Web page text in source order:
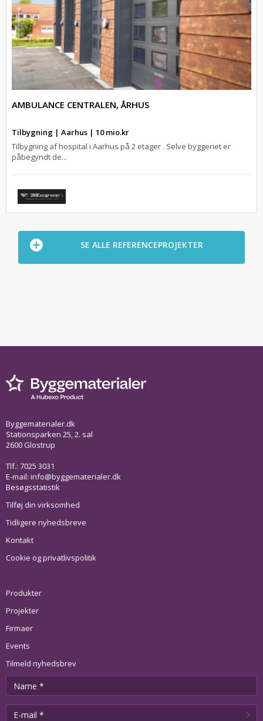
AMBULANCE CENTRALEN, ÅRHUS
Tilbygning | Aarhus | 10 mio.kr
Tilbygning af hospital i Aarhus på 2 etager . Selve byggeriet er
påbegyndt de...
SE ALLE REFERENCEPROJEKTER
Byggematerialer.dk
Stationsparken 25, 2. sal
2600 Glostrup
Tlf.: 7025 3031
E-mail: info@byggematerialer.dk
Besøgsstatistik
Tilføj din virksomhed
Tidligere nyhedsbreve
Kontakt
Cookie og privatlivspolitik
Produkter
Projekter
Firmaer
Events
Tilmeld nyhedsbrev